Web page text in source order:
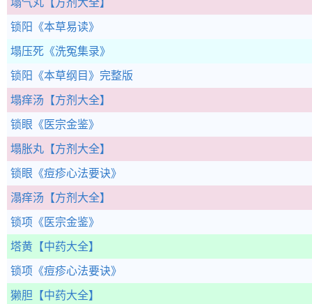
塌气丸 【方剂大全】
锁阳 《本草易读》
塌压死 《洗冤集录》
锁阳 《本草纲目》完整版
塌痒汤 【方剂大全】
锁眼 《医宗金鉴》
塌胀丸 【方剂大全】
锁眼 《痘疹心法要诀》
溻痒汤 【方剂大全】
锁项 《医宗金鉴》
塔黄 【中药大全】
锁项 《痘疹心法要诀》
獭胆 【中药大全】